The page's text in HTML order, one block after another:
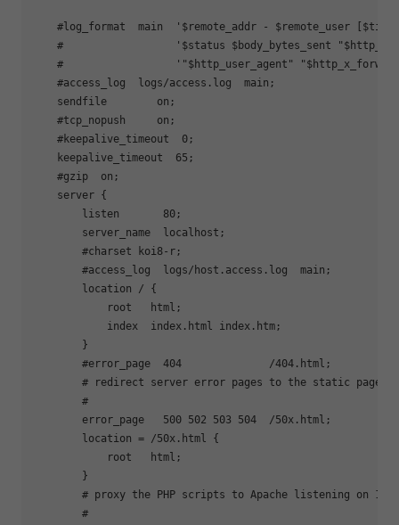
#log_format  main  '$remote_addr - $remote_user
#                  '$status $body_bytes_sent
#                  '"$http_user_agent"
    #access_log  logs/access.log  main;
    sendfile        on;
    #tcp_nopush     on;
    #keepalive_timeout  0;
    keepalive_timeout  65;
    #gzip  on;
    server {
        listen       80;
        server_name  localhost;
        #charset koi8-r;
        #access_log  logs/host.access.log  main;
        location / {
            root   html;
            index  index.html index.htm;
        }
        #error_page  404              /404.html;
# redirect server error pages to the static page /
        #
        error_page   500 502 503 504  /50x.html;
        location = /50x.html {
            root   html;
        }
# proxy the PHP scripts to Apache listening on
        #